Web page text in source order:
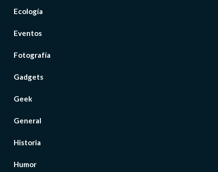
Ecología
Eventos
Fotografía
Gadgets
Geek
General
Historia
Humor